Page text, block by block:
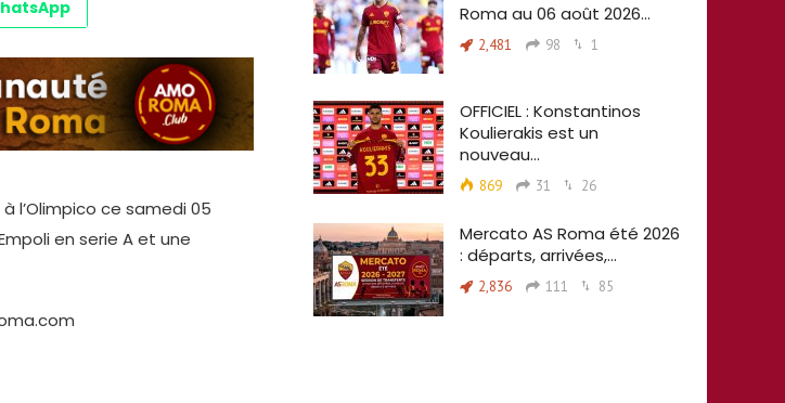
l’Olimpico ce samedi 05
en serie A et une
Roma au 06 août 2026…
2,481 98 1
OFFICIEL : Konstantinos
Koulierakis est un
nouveau…
869 31 26
Mercato AS Roma été 2026
: départs, arrivées,…
2,836 111 85